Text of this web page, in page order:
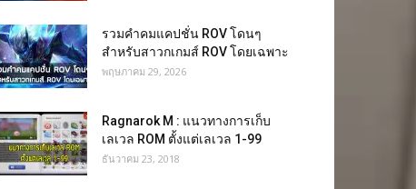
รวมคำคมแคปชั่น ROV โดนๆ
สำหรับสาวกเกมส์ ROV โดยเฉพาะ
พฤษภาคม 29, 2026
Ragnarok M : แนวทางการเก็บ
เลเวล ROM ตั้งแต่เลเวล 1-99
ธันวาคม 23, 2018